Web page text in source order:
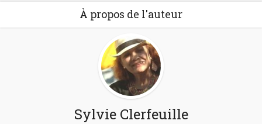
À propos de l'auteur
Sylvie Clerfeuille